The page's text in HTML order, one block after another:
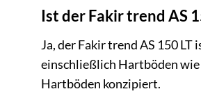
Ist der Fakir trend AS
Ja, der Fakir trend AS 150
einschließlich Hartböden
Hartböden konzipiert.